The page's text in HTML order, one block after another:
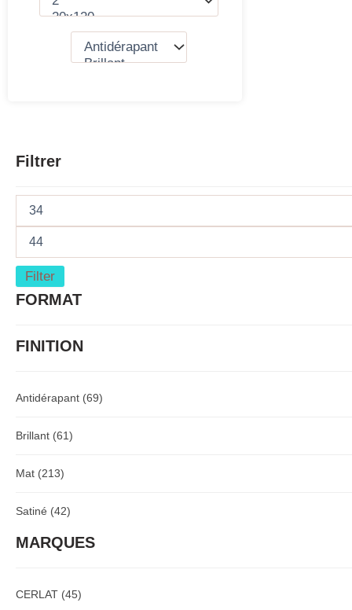
Filtrer
Filter
FORMAT
FINITION
Antidérapant (69)
Brillant (61)
Mat (213)
Satiné (42)
MARQUES
CERLAT (45)